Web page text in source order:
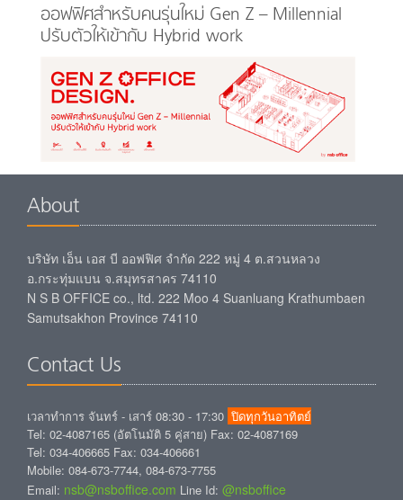
ออฟฟิศสำหรับคนรุ่นใหม่ Gen Z – Millennial
ปรับตัวให้เข้ากับ Hybrid work
About
บริษัท เอ็น เอส บี ออฟฟิศ จำกัด 222 หมู่ 4 ต.สวนหลวง
อ.กระทุ่มแบน จ.สมุทรสาคร 74110
N S B OFFICE co., ltd. 222 Moo 4 Suanluang Krathumbaen
Samutsakhon Province 74110
Contact Us
เวลาทำการ จันทร์ - เสาร์ 08:30 - 17:30 ปิดทุกวันอาทิตย์
Tel: 02-4087165 (อัตโนมัติ 5 คู่สาย) Fax: 02-4087169
Tel: 034-406665 Fax: 034-406661
Mobile: 084-673-7744, 084-673-7755
Email: nsb@nsboffice.com Line Id: @nsboffice